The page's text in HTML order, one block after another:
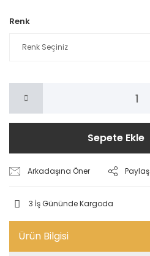
Renk
Sepete Ekle
Arkadaşına Öner Paylaş
3 İş Gününde Kargoda
Ürün Bilgisi